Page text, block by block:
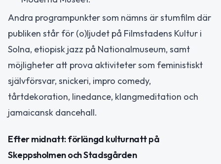
Andra programpunkter som nämns är stumfilm där
publiken står för (o)ljudet på Filmstadens Kultur i
Solna, etiopisk jazz på Nationalmuseum, samt
möjligheter att prova aktiviteter som feministiskt
självförsvar, snickeri, impro comedy,
tårtdekoration, linedance, klangmeditation och
jamaicansk dancehall.
Efter midnatt: förlängd kulturnatt på
Skeppsholmen och Stadsgården